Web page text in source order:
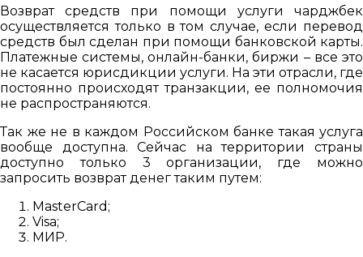
Возврат средств при помощи услуги чарджбек
осуществляется только в том случае, если перевод
средств был сделан при помощи банковской карты.
Платежные системы, онлайн-банки, биржи – все это
не касается юрисдикции услуги. На эти отрасли, где
постоянно происходят транзакции, ее полномочия
не распространяются.
Так же не в каждом Российском банке такая услуга
вообще доступна. Сейчас на территории страны
доступно только 3 организации, где можно
запросить возврат денег таким путем:
MasterCard;
Visa;
МИР.